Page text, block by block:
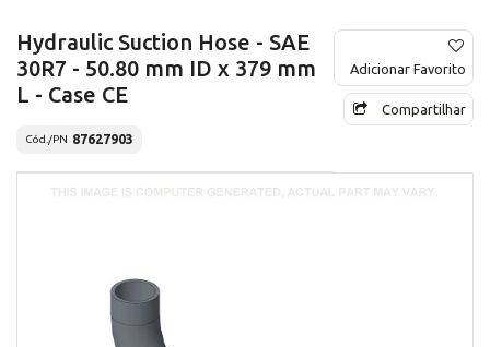
Hydraulic Suction Hose - SAE
30R7 - 50.80 mm ID x 379 mm
L - Case CE
Cód./PN 87627903
Adicionar Favorito
Compartilhar